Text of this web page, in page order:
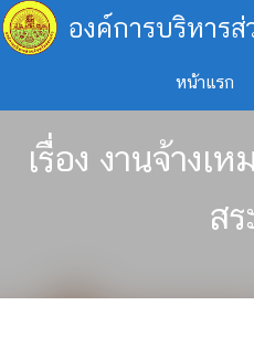
องค์การบริหารส่
หน้าแรก
เรื่อง งานจ้างเ
ส